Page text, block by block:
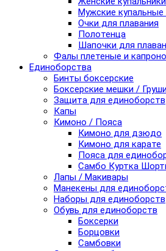
Мужские
Очки для плавания
Полотенца
Шапочки для
Фалы плетеные и
Единоборства
Бинты боксерские
Боксерские мешки /
Защита для единоборств
Капы
Кимоно / Пояса
Кимоно для дзюдо
Кимоно для карате
Пояса для
Самбо Куртка
Лапы / Макивары
Манекены для
Наборы для единоборств
Обувь для единоборств
Боксерки
Борцовки
Самбовки